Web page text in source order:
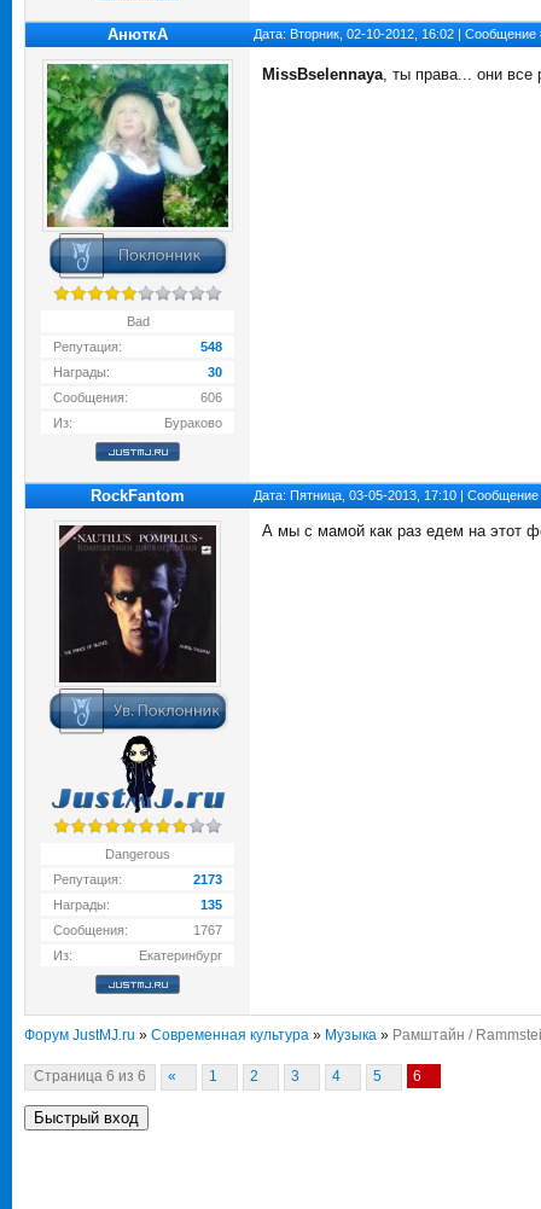
АнюткA Дата: Вторник, 02-10-2012, 16:02 |
Bad
Репутация:
548
Награды:
30
Сообщения:
606
Из:
Бураково
MissBselennaya , ты права... они
RockFantom Дата: Пятница, 03-05-2013, 17:10 |
Dangerous
Репутация:
2173
Награды:
135
Сообщения:
1767
Из:
Екатеринбург
А мы с мамой как раз едем на этот
Форум JustMJ.ru » Современная культура » Музыка » Рамштайн /
Страница 6 из 6 « 1 2 3 4 5 6